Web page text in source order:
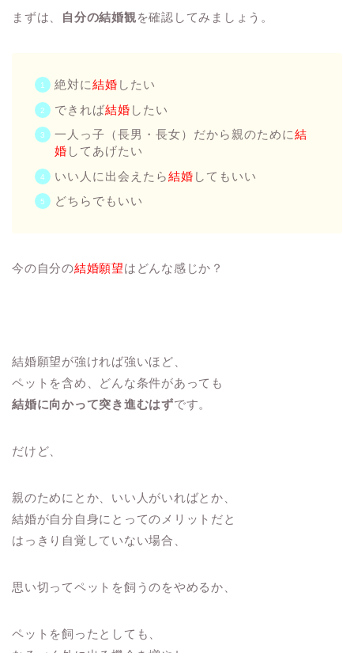
まずは、 自分の結婚観を確認してみましょう。
絶対に結婚 したい
できれば結婚 したい
一人っ子（長男・長女）だから親のために結
婚 してあげたい
いい人に出会えたら結婚 してもいい
どちらでもいい
今の自分の結婚願望はどんな感じか？
結婚願望が強ければ強いほど、
ペットを含め、どんな条件があっても
結婚に向かって突き進むはずです。
だけど、
親のためにとか、いい人がいればとか、
結婚が自分自身にとってのメリットだと
はっきり自覚していない場合、
思い切ってペットを飼うのをやめるか、
ペットを飼ったとしても、